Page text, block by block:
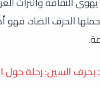
يحملها الحرف الضاد،
بحرف السين: رحلة حول